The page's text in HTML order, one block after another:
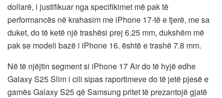
dollarë, i justifikuar nga specifikimet më pak të
performancës në krahasim me iPhone 17-të e tjerë, me sa
duket, do të ketë një trashësi prej 6.25 mm, dukshëm më
pak se modeli bazë i iPhone 16. është e trashë 7.8 mm.
Në të njëjtin segment si iPhone 17 Air do të hyjë edhe
Galaxy S25 Slim i cili sipas raportimeve do të jetë pjesë e
gamës Galaxy S25 që Samsung pritet të prezantojë gjatë